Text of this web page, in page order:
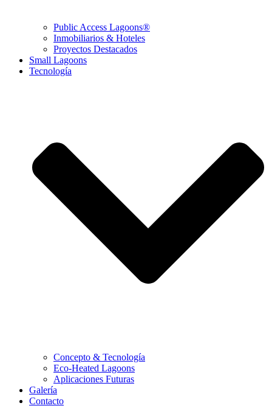
Public Access Lagoons®
Inmobiliarios & Hoteles
Proyectos Destacados
Small Lagoons
Tecnología
Concepto & Tecnología
Eco-Heated Lagoons
Aplicaciones Futuras
Galería
Contacto